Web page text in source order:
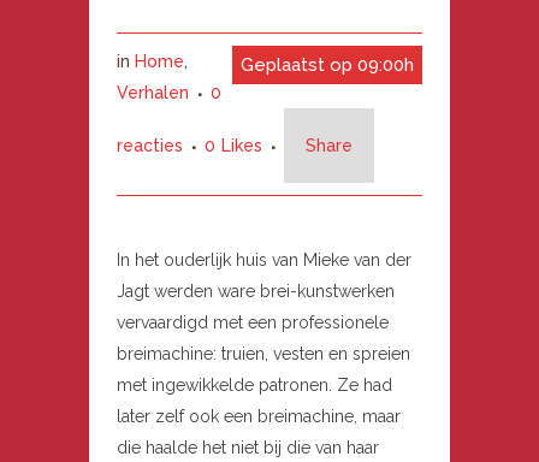
Geplaatst op 09:00h
in Home,
Verhalen
0
reacties 0 Likes Share
In het ouderlijk huis van Mieke van der
Jagt werden ware brei-kunstwerken
vervaardigd met een professionele
breimachine: truien, vesten en spreien
met ingewikkelde patronen. Ze had
later zelf ook een breimachine, maar
die haalde het niet bij die van haar